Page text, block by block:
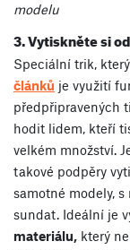
modelu
3. Vytiskněte si
Speciální trik,
článků je využití
předpřipravených
hodit lidem, kteří
velkém množství.
takové podpěry
samotné modely,
sundat. Ideální je
materiálu, který